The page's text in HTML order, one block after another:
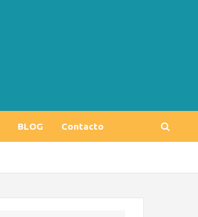
BLOG Contacto